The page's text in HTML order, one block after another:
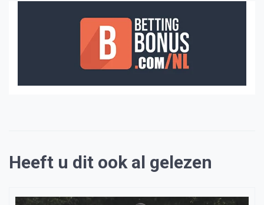
Heeft u dit ook al gelezen